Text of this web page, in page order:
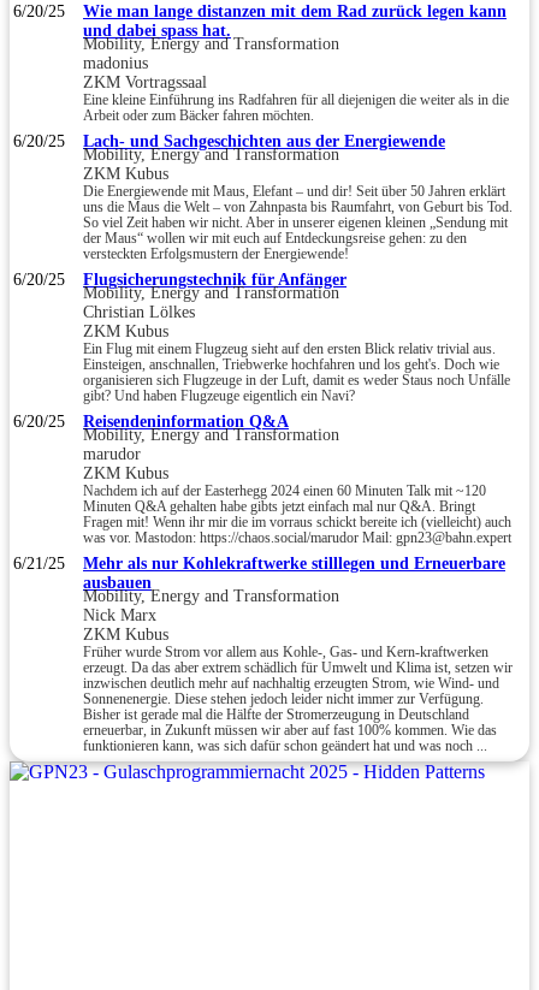
6/20/25
Wie man lange distanzen mit dem Rad zurück legen kann
und dabei spass hat.
Mobility, Energy and Transformation
madonius
ZKM Vortragssaal
Eine kleine Einführung ins Radfahren für all diejenigen die weiter als in die
Arbeit oder zum Bäcker fahren möchten.
6/20/25 Lach- und Sachgeschichten aus der Energiewende
Mobility, Energy and Transformation
ZKM Kubus
Die Energiewende mit Maus, Elefant – und dir! Seit über 50 Jahren erklärt
uns die Maus die Welt – von Zahnpasta bis Raumfahrt, von Geburt bis Tod.
So viel Zeit haben wir nicht. Aber in unserer eigenen kleinen „Sendung mit
der Maus“ wollen wir mit euch auf Entdeckungsreise gehen: zu den
versteckten Erfolgsmustern der Energiewende!
6/20/25 Flugsicherungstechnik für Anfänger
Mobility, Energy and Transformation
Christian Lölkes
ZKM Kubus
Ein Flug mit einem Flugzeug sieht auf den ersten Blick relativ trivial aus.
Einsteigen, anschnallen, Triebwerke hochfahren und los geht's. Doch wie
organisieren sich Flugzeuge in der Luft, damit es weder Staus noch Unfälle
gibt? Und haben Flugzeuge eigentlich ein Navi?
6/20/25 Reisendeninformation Q&A
Mobility, Energy and Transformation
marudor
ZKM Kubus
Nachdem ich auf der Easterhegg 2024 einen 60 Minuten Talk mit ~120
Minuten Q&A gehalten habe gibts jetzt einfach mal nur Q&A. Bringt
Fragen mit! Wenn ihr mir die im vorraus schickt bereite ich (vielleicht) auch
was vor. Mastodon: https://chaos.social/marudor Mail: gpn23@bahn.expert
6/21/25
Mehr als nur Kohlekraftwerke stilllegen und Erneuerbare
ausbauen
Mobility, Energy and Transformation
Nick Marx
ZKM Kubus
Früher wurde Strom vor allem aus Kohle-, Gas- und Kern-kraftwerken
erzeugt. Da das aber extrem schädlich für Umwelt und Klima ist, setzen wir
inzwischen deutlich mehr auf nachhaltig erzeugten Strom, wie Wind- und
Sonnenenergie. Diese stehen jedoch leider nicht immer zur Verfügung.
Bisher ist gerade mal die Hälfte der Stromerzeugung in Deutschland
erneuerbar, in Zukunft müssen wir aber auf fast 100% kommen. Wie das
funktionieren kann, was sich dafür schon geändert hat und was noch ...